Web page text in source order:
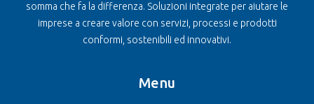
somma che fa la differenza. Soluzioni integrate per aiutare le
imprese a creare valore con servizi, processi e prodotti
conformi, sostenibili ed innovativi.
Menu